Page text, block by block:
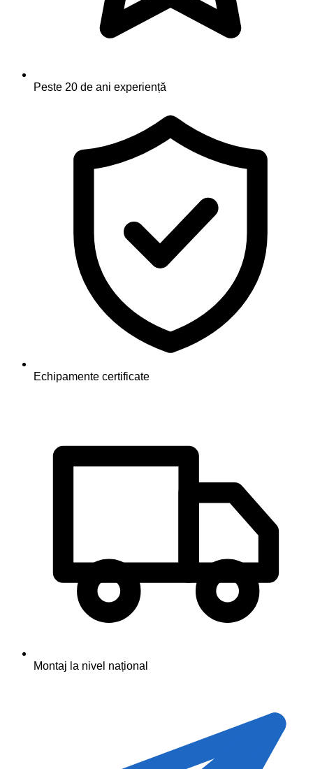
Peste 20 de ani experiență
Echipamente certificate
Montaj la nivel național